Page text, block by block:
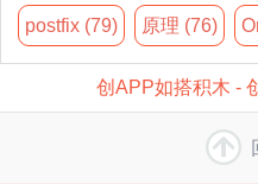
postfix (79) 原理 (76)
创APP如搭积木 -